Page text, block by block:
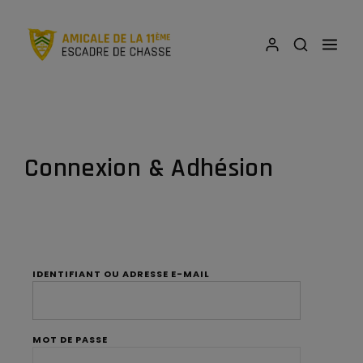
Connexion & Adhésion
IDENTIFIANT OU ADRESSE E-MAIL
MOT DE PASSE